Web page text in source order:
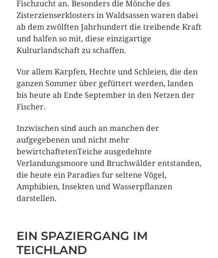
Fischzucht an. Besonders die Mönche des
Zisterzienserklosters in Waldsassen waren dabei
ab dem zwölften Jahrhundert die treibende Kraft
und halfen so mit, diese einzigartige
Kulturlandschaft zu schaffen.
Vor allem Karpfen, Hechte und Schleien, die den
ganzen Sommer über gefüttert werden, landen
bis heute ab Ende September in den Netzen der
Fischer.
Inzwischen sind auch an manchen der
aufgegebenen und nicht mehr
bewirtchaftetenTeiche ausgedehnte
Verlandungsmoore und Bruchwälder entstanden,
die heute ein Paradies fur seltene Vögel,
Amphibien, Insekten und Wasserpflanzen
darstellen.
EIN SPAZIERGANG IM
TEICHLAND